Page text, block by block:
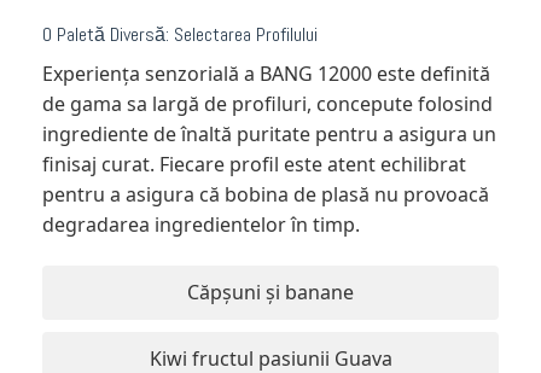
O Paletă Diversă: Selectarea Profilului
Experiența senzorială a BANG 12000 este definită
de gama sa largă de profiluri, concepute folosind
ingrediente de înaltă puritate pentru a asigura un
finisaj curat. Fiecare profil este atent echilibrat
pentru a asigura că bobina de plasă nu provoacă
degradarea ingredientelor în timp.
Căpșuni și banane
Kiwi fructul pasiunii Guava